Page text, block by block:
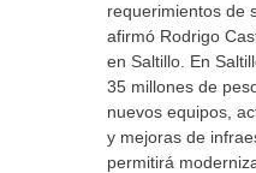
requerimientos de
afirmó Rodrigo
en Saltillo. En
35 millones de
nuevos equipos,
y mejoras de
permitirá